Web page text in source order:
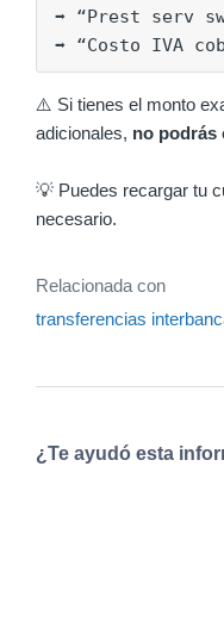
➡️ “Prest serv
➡️ “Costo IVA
⚠️ Si tienes el monto
adicionales, no podrás
💡 Puedes recargar tu
necesario.
Relacionada con
transferencias
¿Te ayudó esta